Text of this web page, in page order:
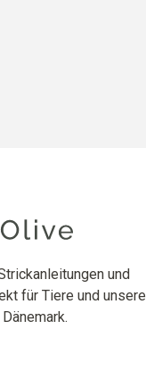
und
für Tiere und unsere